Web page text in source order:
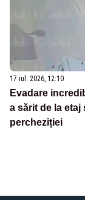
17 iul. 2026, 12:10
Evadare
a sărit de la etaj
percheziției